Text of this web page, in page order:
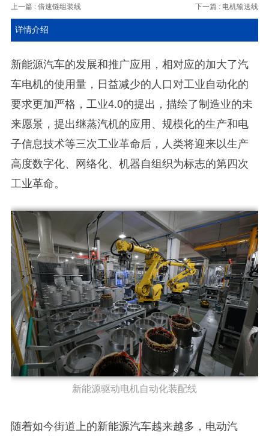
上一篇 : 倍速链组装线 下一篇 : 电机输送线
详情介绍
新能源汽车的发展和推广应用，相对应的加大了汽
车电机的使用量，日益减少的人口对工业自动化的
要求更加严格，工业4.0的提出，描绘了制造业的未
来愿景，提出继蒸汽机的应用、规模化的生产和电
子信息技术等三次工业革命后，人类将迎来以生产
高度数字化、网络化、机器自组织为标志的第四次
工业革命。
新能源驱动电机自动化装配线
随着如今街道上的新能源汽车越来越多，电动汽